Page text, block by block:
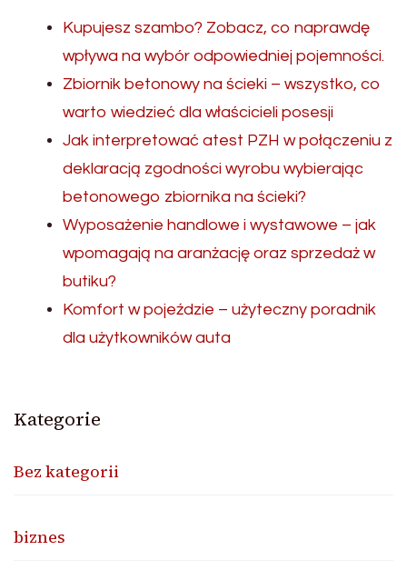
Kupujesz szambo? Zobacz, co naprawdę
wpływa na wybór odpowiedniej pojemności.
Zbiornik betonowy na ścieki – wszystko, co
warto wiedzieć dla właścicieli posesji
Jak interpretować atest PZH w połączeniu z
deklaracją zgodności wyrobu wybierając
betonowego zbiornika na ścieki?
Wyposażenie handlowe i wystawowe – jak
wpomagają na aranżację oraz sprzedaż w
butiku?
Komfort w pojeździe – użyteczny poradnik
dla użytkowników auta
Kategorie
Bez kategorii
biznes